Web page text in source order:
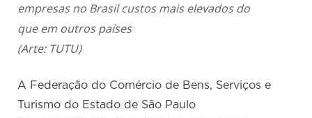
empresas no Brasil custos mais elevados do
que em outros países
(Arte: TUTU)
A Federação do Comércio de Bens, Serviços e
Turismo do Estado de São Paulo